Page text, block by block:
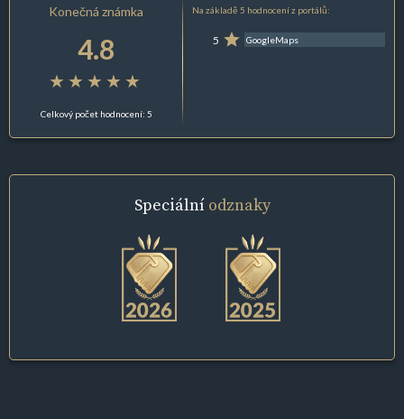
Konečná známka
4.8
Celkový počet hodnocení: 5
Na základě 5 hodnocení z portálů:
5 GoogleMaps
Speciální odznaky